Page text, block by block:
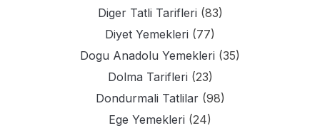
Diger Tatli Tarifleri (83)
Diyet Yemekleri (77)
Dogu Anadolu Yemekleri (35)
Dolma Tarifleri (23)
Dondurmali Tatlilar(98)
Ege Yemekleri (24)